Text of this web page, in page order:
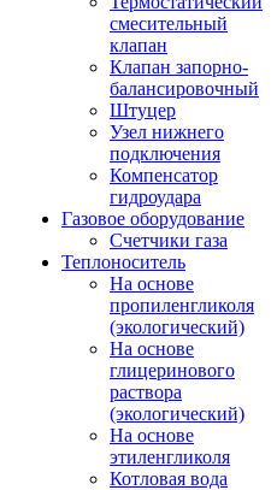
смесительный
клапан
Клапан запорно-
балансировочный
Штуцер
Узел нижнего
подключения
Компенсатор
гидроудара
Газовое оборудование
Счетчики газа
Теплоноситель
На основе
пропиленгликоля
(экологический)
На основе
глицеринового
раствора
(экологический)
На основе
этиленгликоля
Котловая вода